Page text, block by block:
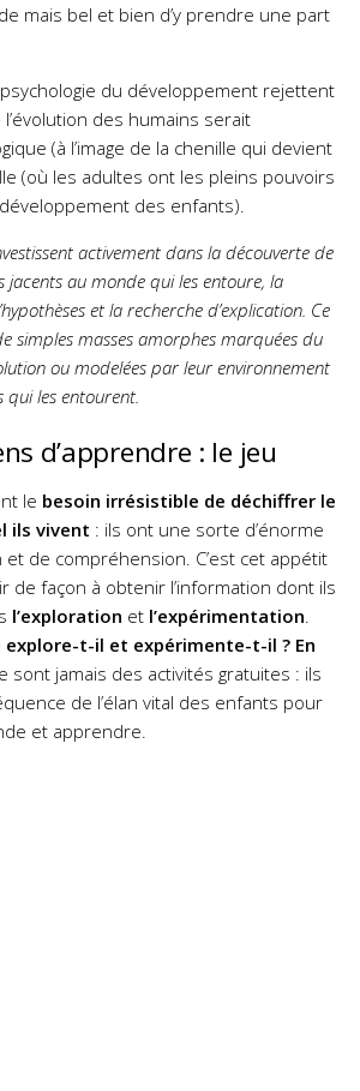
mais bel et bien d’y prendre une part
du développement rejettent
l’évolution des humains serait
(à l’image de la chenille qui devient
(où les adultes ont les pleins pouvoirs
des enfants).
activement dans la découverte de
jacents au monde qui les entoure, la
et la recherche d’explication. Ce
simples masses amorphes marquées du
ou modelées par leur environnement
qui les entourent.
d’apprendre : le jeu
le besoin irrésistible de déchiffrer le
ils vivent : ils ont une sorte d’énorme
et de compréhension. C’est cet appétit
de façon à obtenir l’information dont ils
l’exploration et l’expérimentation.
explore-t-il et expérimente-t-il ? En
sont jamais des activités gratuites : ils
de l’élan vital des enfants pour
et apprendre.